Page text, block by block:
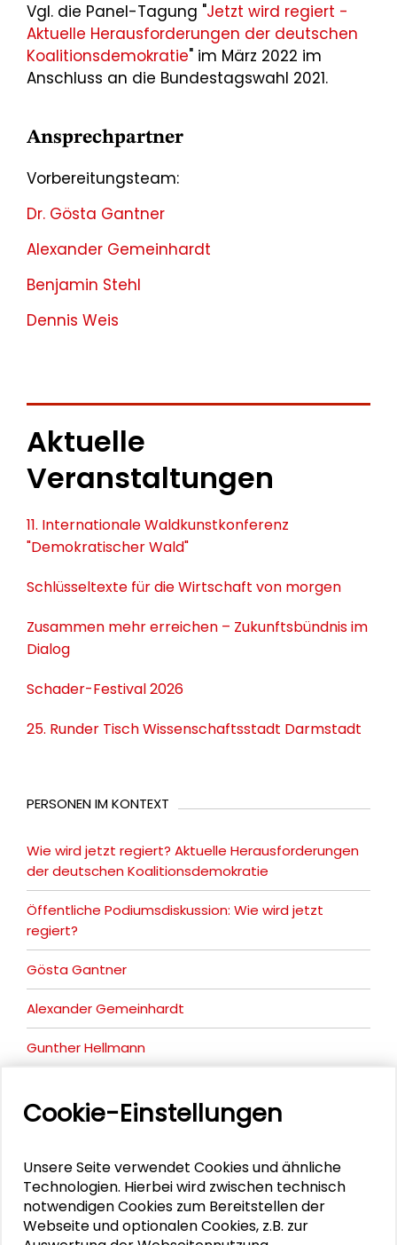
Vgl. die Panel-Tagung "Jetzt wird regiert -
Aktuelle Herausforderungen der deutschen
Koalitionsdemokratie" im März 2022 im
Anschluss an die Bundestagswahl 2021.
Ansprechpartner
Vorbereitungsteam:
Dr. Gösta Gantner
Alexander Gemeinhardt
Benjamin Stehl
Dennis Weis
Aktuelle
Veranstaltungen
11. Internationale Waldkunstkonferenz
"Demokratischer Wald"
Schlüsseltexte für die Wirtschaft von morgen
Zusammen mehr erreichen – Zukunftsbündnis im
Dialog
Schader-Festival 2026
25. Runder Tisch Wissenschaftsstadt Darmstadt
PERSONEN IM KONTEXT
Wie wird jetzt regiert? Aktuelle Herausforderungen
der deutschen Koalitionsdemokratie
Öffentliche Podiumsdiskussion: Wie wird jetzt
regiert?
Gösta Gantner
Alexander Gemeinhardt
Gunther Hellmann
Hanna-Lena Neuser
Christian Stecker
Benjamin Stehl
Cookie-Einstellungen
Unsere Seite verwendet Cookies und ähnliche
Technologien. Hierbei wird zwischen technisch
notwendigen Cookies zum Bereitstellen der
Webseite und optionalen Cookies, z.B. zur